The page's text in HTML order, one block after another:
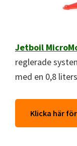
Jetboil
reglerade
med en 0,8
Klicka här